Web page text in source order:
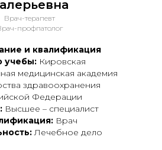
Врач-терапевт
профпатолог
и квалификация
учебы: Кировская
медицинская академия
здравоохранения
Федерации
Высшее – специалист
Врач
Лечебное дело